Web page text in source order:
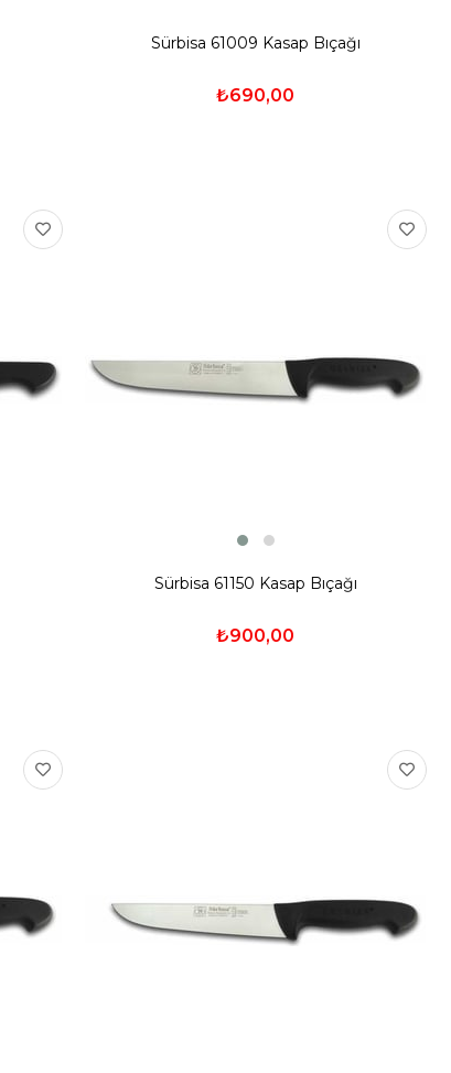
Sürbisa 61009 Kasap Bıçağı
₺690,00
Sürbisa 61150 Kasap Bıçağı
₺900,00